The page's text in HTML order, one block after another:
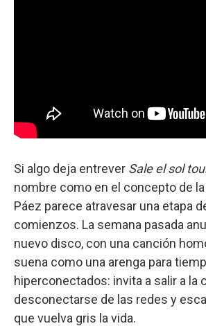
Si algo deja entrever Sale el sol
nombre como en el concepto de
Páez parece atravesar una etapa
comienzos. La semana pasada
nuevo disco, con una canción
suena como una arenga para
hiperconectados: invita a salir a la
desconectarse de las redes y
que vuelva gris la vida.